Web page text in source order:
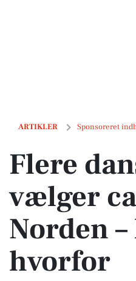
ARTIKLER Sponsoreret
Flere danskere vælger
Flere
vælger
Norden
hvorfor